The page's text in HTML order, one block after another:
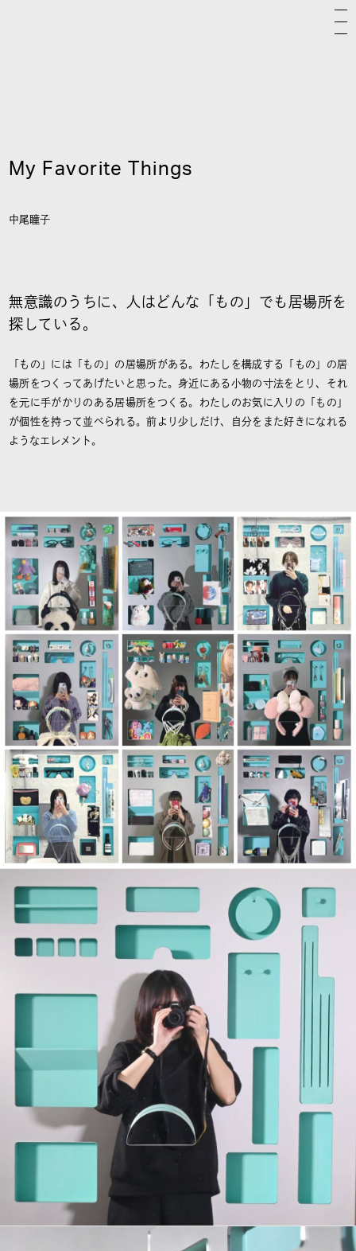
My Favorite Things
中尾瞳子
無意識のうちに、人はどんな「もの」でも居場所を
探している。
「もの」には「もの」の居場所がある。わたしを構成する「もの」の居
場所をつくってあげたいと思った。身近にある小物の寸法をとり、それ
を元に手がかりのある居場所をつくる。わたしのお気に入りの「もの」
が個性を持って並べられる。前より少しだけ、自分をまた好きになれる
ようなエレメント。